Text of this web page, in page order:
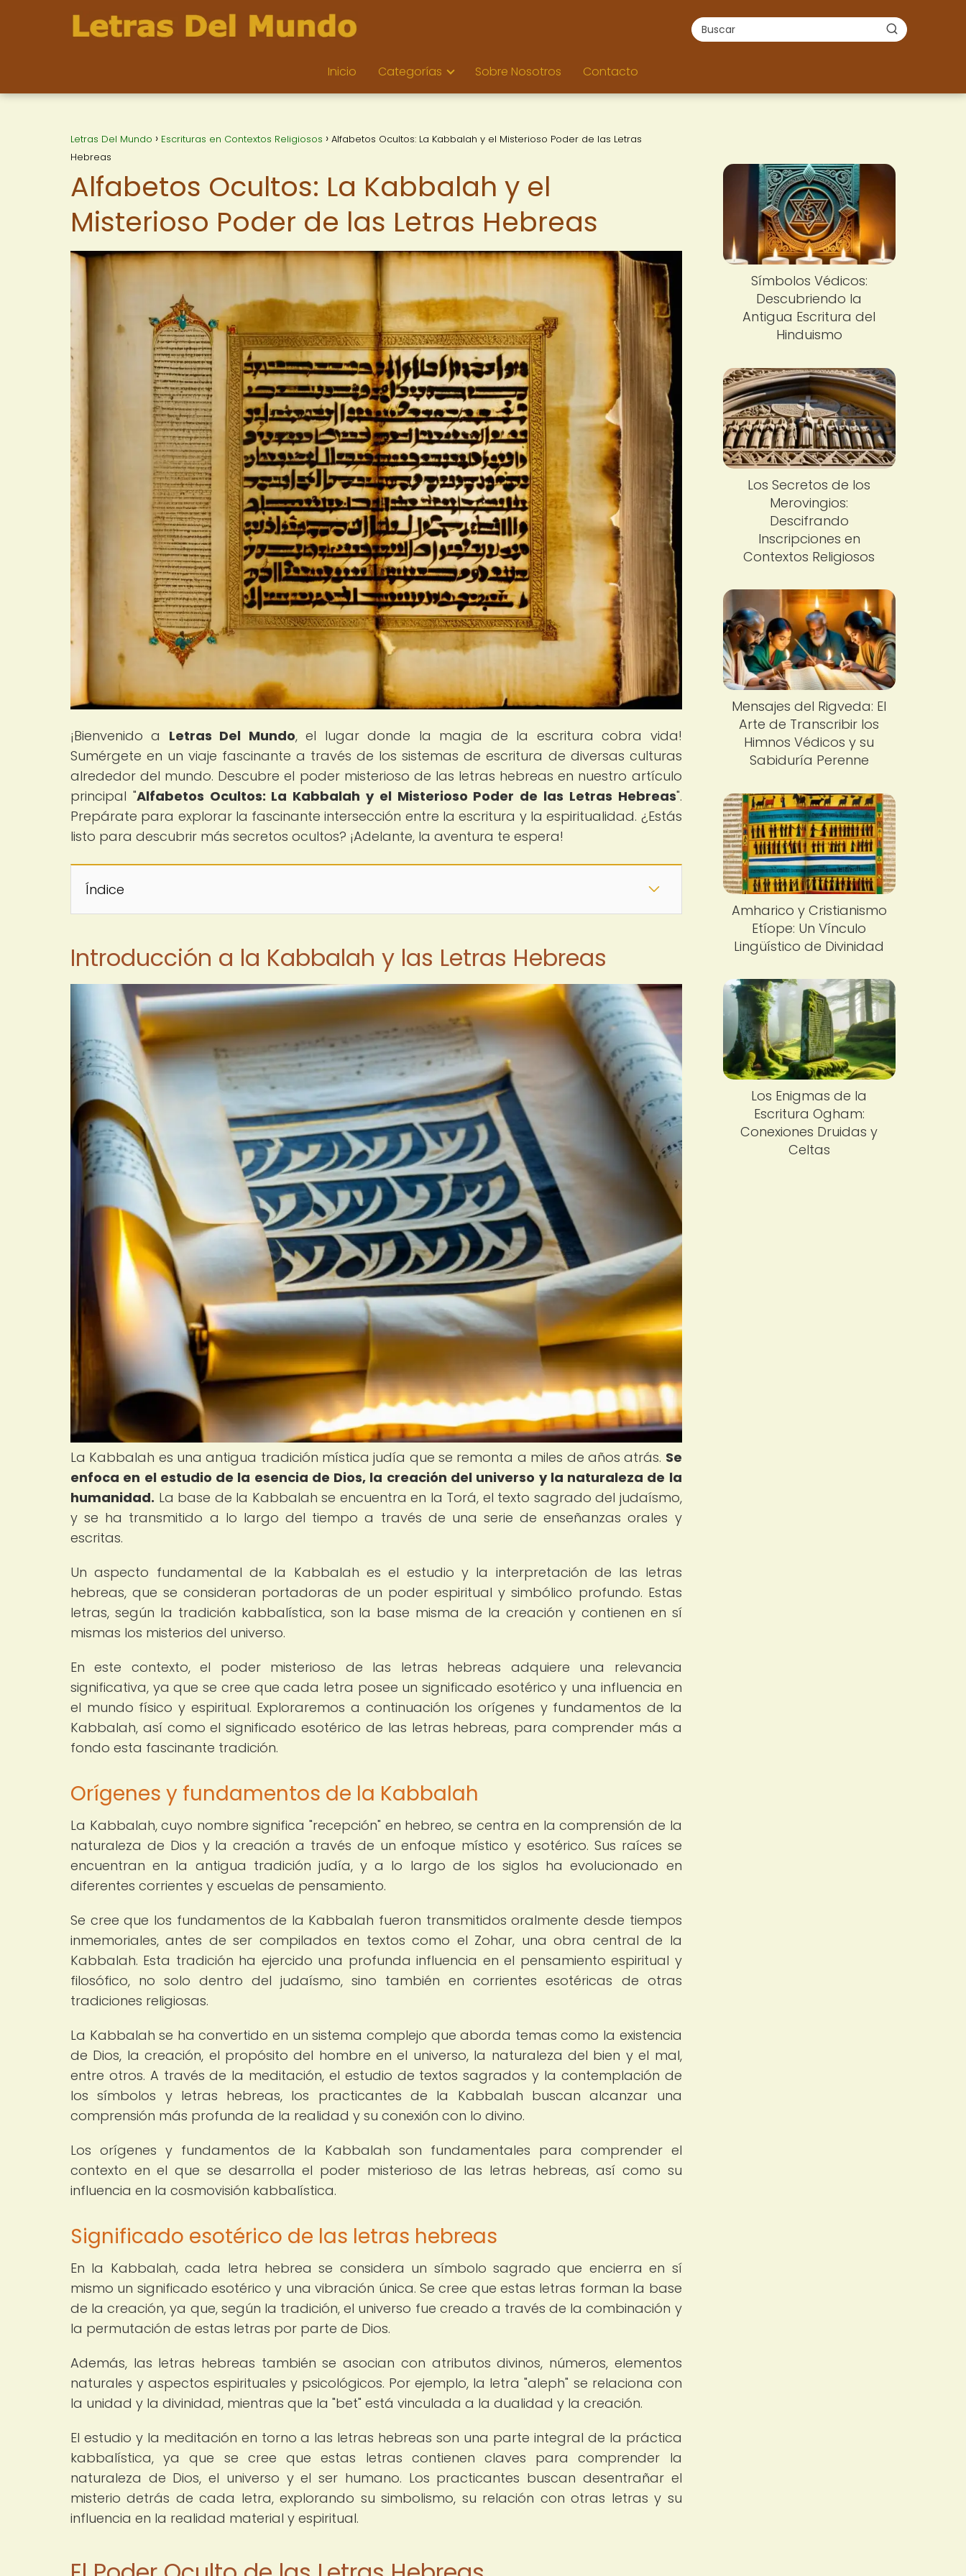
Inicio Categorías Sobre Nosotros Contacto
Letras Del Mundo Escrituras en Contextos Religiosos
Alfabetos Ocultos: La Kabbalah y el Misterioso Poder de las Letras
Hebreas
Alfabetos Ocultos: La Kabbalah y el
Misterioso Poder de las Letras Hebreas
¡Bienvenido a Letras Del Mundo, el lugar donde la magia de la escritura cobra vida!
Sumérgete en un viaje fascinante a través de los sistemas de escritura de diversas culturas
alrededor del mundo. Descubre el poder misterioso de las letras hebreas en nuestro artículo
principal "Alfabetos Ocultos: La Kabbalah y el Misterioso Poder de las Letras Hebreas".
Prepárate para explorar la fascinante intersección entre la escritura y la espiritualidad. ¿Estás
listo para descubrir más secretos ocultos? ¡Adelante, la aventura te espera!
Índice
Introducción a la Kabbalah y las Letras Hebreas
La Kabbalah es una antigua tradición mística judía que se remonta a miles de años atrás. Se
enfoca en el estudio de la esencia de Dios, la creación del universo y la naturaleza de la
humanidad. La base de la Kabbalah se encuentra en la Torá, el texto sagrado del judaísmo,
y se ha transmitido a lo largo del tiempo a través de una serie de enseñanzas orales y
escritas.
Un aspecto fundamental de la Kabbalah es el estudio y la interpretación de las letras
hebreas, que se consideran portadoras de un poder espiritual y simbólico profundo. Estas
letras, según la tradición kabbalística, son la base misma de la creación y contienen en sí
mismas los misterios del universo.
En este contexto, el poder misterioso de las letras hebreas adquiere una relevancia
significativa, ya que se cree que cada letra posee un significado esotérico y una influencia en
el mundo físico y espiritual. Exploraremos a continuación los orígenes y fundamentos de la
Kabbalah, así como el significado esotérico de las letras hebreas, para comprender más a
fondo esta fascinante tradición.
Orígenes y fundamentos de la Kabbalah
La Kabbalah, cuyo nombre significa "recepción" en hebreo, se centra en la comprensión de la
naturaleza de Dios y la creación a través de un enfoque místico y esotérico. Sus raíces se
encuentran en la antigua tradición judía, y a lo largo de los siglos ha evolucionado en
diferentes corrientes y escuelas de pensamiento.
Se cree que los fundamentos de la Kabbalah fueron transmitidos oralmente desde tiempos
inmemoriales, antes de ser compilados en textos como el Zohar, una obra central de la
Kabbalah. Esta tradición ha ejercido una profunda influencia en el pensamiento espiritual y
filosófico, no solo dentro del judaísmo, sino también en corrientes esotéricas de otras
tradiciones religiosas.
La Kabbalah se ha convertido en un sistema complejo que aborda temas como la existencia
de Dios, la creación, el propósito del hombre en el universo, la naturaleza del bien y el mal,
entre otros. A través de la meditación, el estudio de textos sagrados y la contemplación de
los símbolos y letras hebreas, los practicantes de la Kabbalah buscan alcanzar una
comprensión más profunda de la realidad y su conexión con lo divino.
Los orígenes y fundamentos de la Kabbalah son fundamentales para comprender el
contexto en el que se desarrolla el poder misterioso de las letras hebreas, así como su
influencia en la cosmovisión kabbalística.
Significado esotérico de las letras hebreas
En la Kabbalah, cada letra hebrea se considera un símbolo sagrado que encierra en sí
mismo un significado esotérico y una vibración única. Se cree que estas letras forman la base
de la creación, ya que, según la tradición, el universo fue creado a través de la combinación y
la permutación de estas letras por parte de Dios.
Además, las letras hebreas también se asocian con atributos divinos, números, elementos
naturales y aspectos espirituales y psicológicos. Por ejemplo, la letra "aleph" se relaciona con
la unidad y la divinidad, mientras que la "bet" está vinculada a la dualidad y la creación.
El estudio y la meditación en torno a las letras hebreas son una parte integral de la práctica
kabbalística, ya que se cree que estas letras contienen claves para comprender la
naturaleza de Dios, el universo y el ser humano. Los practicantes buscan desentrañar el
misterio detrás de cada letra, explorando su simbolismo, su relación con otras letras y su
influencia en la realidad material y espiritual.
Símbolos Védicos:
Descubriendo la
Antigua Escritura del
Hinduismo
Los Secretos de los
Merovingios:
Descifrando
Inscripciones en
Contextos Religiosos
Mensajes del Rigveda: El
Arte de Transcribir los
Himnos Védicos y su
Sabiduría Perenne
Amharico y Cristianismo
Etíope: Un Vínculo
Lingüístico de Divinidad
Los Enigmas de la
Escritura Ogham:
Conexiones Druidas y
Celtas